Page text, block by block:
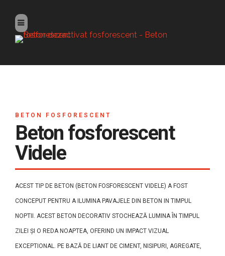
BETON FOSFORESCENT
Beton fosforescent
Videle
ACEST TIP DE BETON (BETON FOSFORESCENT VIDELE) A FOST
CONCEPUT PENTRU A ILUMINA PAVAJELE DIN BETON IN TIMPUL
NOPTII. ACEST BETON DECORATIV STOCHEAZĂ LUMINA ÎN TIMPUL
ZILEI ȘI O REDA NOAPTEA, OFERIND UN IMPACT VIZUAL
EXCEPTIONAL. PE BAZĂ DE LIANT DE CIMENT, NISIPURI, AGREGATE,